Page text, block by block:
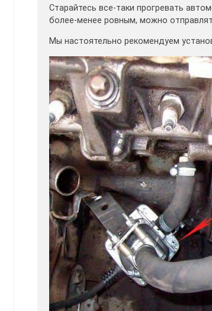
Старайтесь все-таки прогревать
более-менее ровным, можно
Мы настоятельно рекомендуем